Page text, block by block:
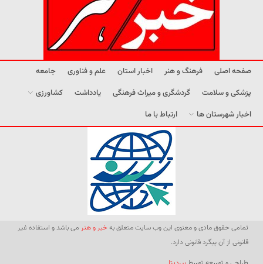
صفحه اصلی فرهنگ و هنر اخبار استان علم و فناوری
جامعه
پزشکی و سلامت
گردشگری و میراث فرهنگی یادداشت
کشاورزی
اخبار شهرستان ها
ارتباط با ما
تمامی حقوق مادی و معنوی این وب سایت متعلق بهخبر و هنر می باشد و استفاده غیر
قانونی از آن پیگرد قانونی دارد.